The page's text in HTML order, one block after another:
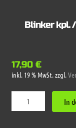
Blinker kpl.
17,90 €
inkl. 19 % MwSt.zzgl.
In